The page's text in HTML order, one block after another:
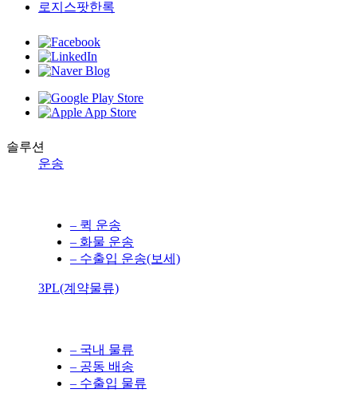
로지스팟한록
솔루션
운송
– 퀵 운송
– 화물 운송
– 수출입 운송(보세)
3PL(계약물류)
– 국내 물류
– 공동 배송
– 수출입 물류